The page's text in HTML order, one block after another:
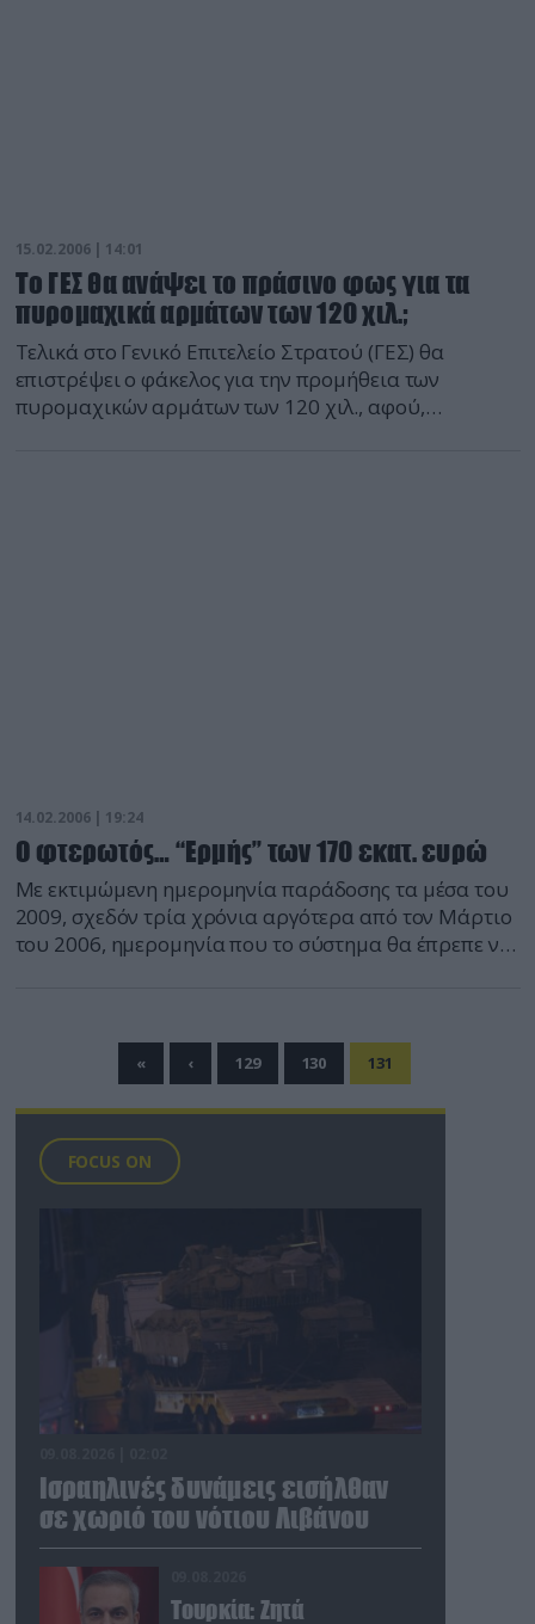
15.02.2006 | 14:01
Το ΓΕΣ θα ανάψει το πράσινο φως για τα
πυρομαχικά αρμάτων των 120 χιλ.;
Τελικά στο Γενικό Επιτελείο Στρατού (ΓΕΣ) θα
επιστρέψει ο φάκελος για την προμήθεια των
πυρομαχικών αρμάτων των 120 χιλ., αφού,
14.02.2006 | 19:24
O φτερωτός… “Ερμής” των 170 εκατ. ευρώ
Με εκτιμώμενη ημερομηνία παράδοσης τα μέσα του
2009, σχεδόν τρία χρόνια αργότερα από τον Μάρτιο
του 2006, ημερομηνία που το σύστημα θα έπρεπε να
Βιομηχανία (ΕΑΒ), 172 εκατ. ευρώ… Ενώ τα οχήματα
μεταφοράς των κλωβών του συστήματος
«σκουριάζουν» επί τριετία στις εγκαταστάσεις της
Ελληνικής Βιομηχανίας Οχημάτων (ΕΛΒΟ) στη
Θεσσαλονίκη και την παρούσα περίοδο
μεταφέρονται στις μονάδες προορισμού, οι οποίες
τις ποικίλες βλάβες και να τα διατηρήσουν εν ζωή…
« ‹ 129 130 131
FOCUS ON
Ισραηλινές δυνάμεις εισήλθαν
σε χωριό του νότιου Λιβάνου
Τουρκία: Ζητά